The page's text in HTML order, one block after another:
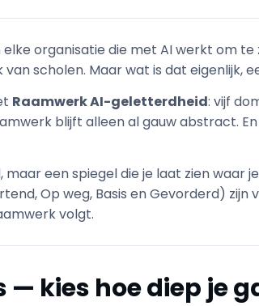
organisatie die met AI werkt om
scholen. Maar wat is dat eigenlijk,
Raamwerk AI-geletterdheid: vijf
blijft alleen al gauw abstract.
een spiegel die je laat zien waar
Op weg, Basis en Gevorderd) zijn
volgt.
— kies hoe diep je